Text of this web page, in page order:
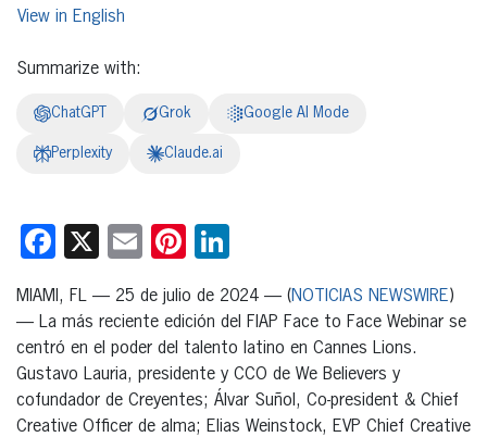
English
Summarize with:
ChatGPT Grok Google AI Mode
Perplexity Claude.ai
Facebook
X EmailPinterest
MIAMI, FL — 25 de julio de 2024 — (NOTICIAS NEWSWIRE)
— La más reciente edición del FIAP Face to Face Webinar se
centró en el poder del talento latino en Cannes Lions.
Gustavo Lauria, presidente y CCO de We Believers y
cofundador de Creyentes; Álvar Suñol, Co-president & Chief
Creative Officer de alma; Elias Weinstock, EVP Chief Creative